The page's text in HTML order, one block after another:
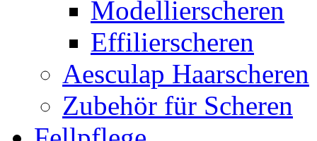
Modellierscheren
Effilierscheren
Aesculap Haarscheren
Zubehör für Scheren